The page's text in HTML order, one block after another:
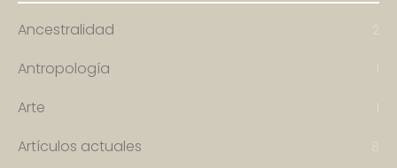
Ancestralidad 2
Antropología 1
Arte 1
Artículos actuales 8